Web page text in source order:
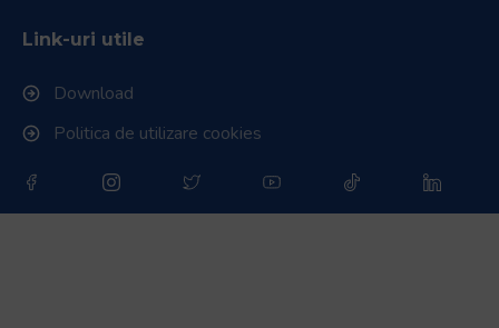
Link-uri utile
Download
Politica de utilizare cookies